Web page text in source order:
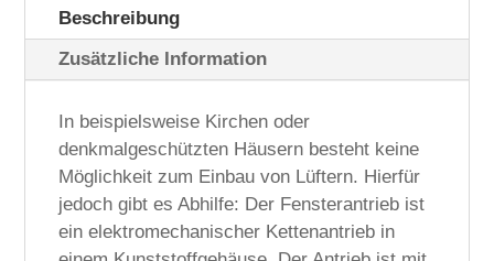
Beschreibung
Zusätzliche Information
In beispielsweise Kirchen oder
denkmalgeschützten Häusern besteht keine
Möglichkeit zum Einbau von Lüftern. Hierfür
jedoch gibt es Abhilfe: Der Fensterantrieb ist
ein elektromechanischer Kettenantrieb in